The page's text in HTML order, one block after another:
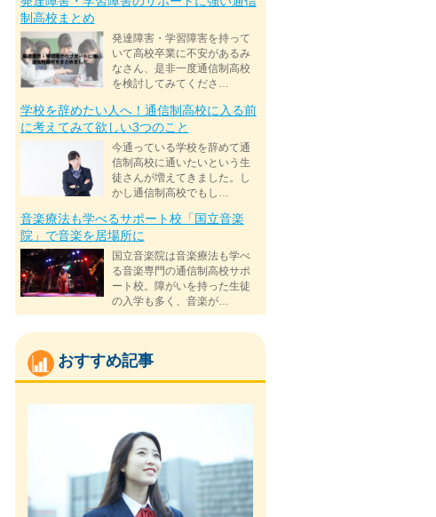
制高校まとめ
発達障害・学習障害を持って
いて高校卒業に不安があるみ
なさん、是非一度通信制高校
を検討してみてくださ…
学校を辞めたい人へ！通信制高校に入る前
に考えてみて欲しい3つのこと
今通っている学校を辞めて通
信制高校に通いたいという生
徒さんが増えてきました。し
かし通信制高校でもし…
音楽療法も学べるサポート校「国立音楽
院」で音楽を居場所に
国立音楽院は音楽療法も学べ
る音楽専門の通信制高校サポ
ート校。障がいを持った生徒
の入学も多く、音楽が…
おすすめ記事